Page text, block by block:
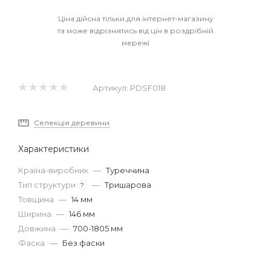
Ціна дійсна тільки для інтернет-магазину
та може відрізнятись від цін в роздрібній
мережі
Артикул: PDSF018
Селекція деревини
Характеристики
Країна-виробник — Туреччина
Тип структури
? — Тришарова
Товщина — 14 мм
Ширина — 146 мм
Довжина — 700-1805 мм
Фаска — Без фаски